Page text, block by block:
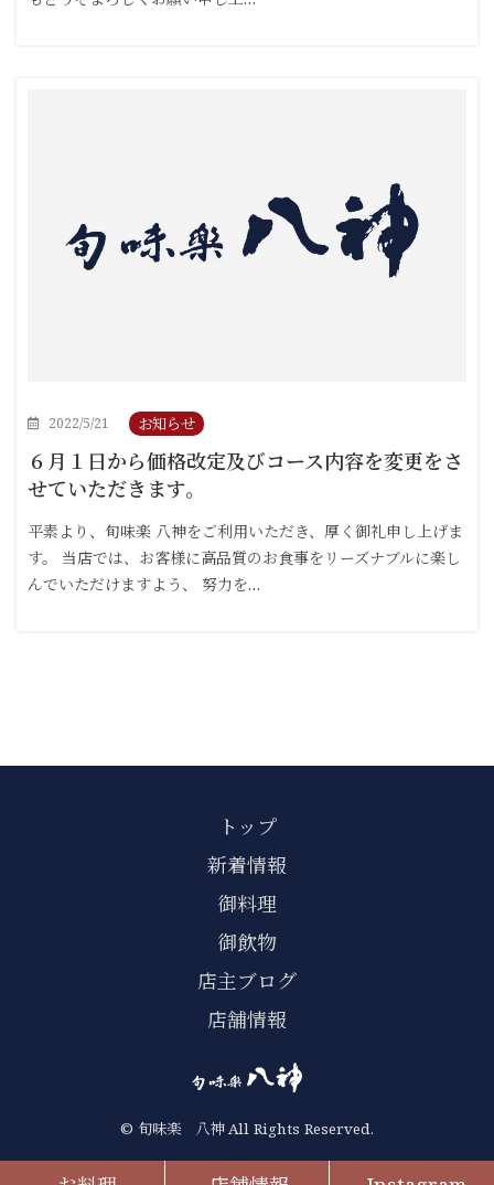
2022/5/21 お知らせ
６月１日から価格改定及びコース内容を変更をさ
せていただきます。
平素より、旬味楽 八神をご利用いただき、厚く御礼申し上げま
す。 当店では、お客様に高品質のお食事をリーズナブルに楽し
んでいただけますよう、 努力を…
トップ
新着情報
御料理
御飲物
店主ブログ
店舗情報
© 旬味楽 八神 All Rights Reserved.